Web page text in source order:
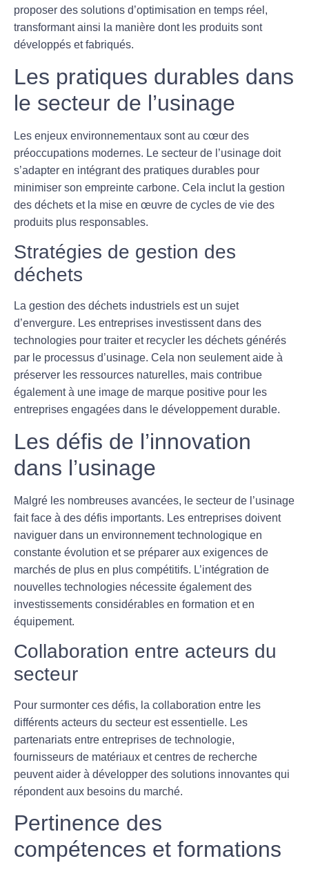
proposer des solutions d’optimisation en temps réel,
transformant ainsi la manière dont les produits sont
développés et fabriqués.
Les pratiques durables dans
le secteur de l’usinage
Les enjeux environnementaux sont au cœur des
préoccupations modernes. Le secteur de l’usinage doit
s’adapter en intégrant des pratiques durables pour
minimiser son empreinte carbone. Cela inclut la gestion
des déchets et la mise en œuvre de cycles de vie des
produits plus responsables.
Stratégies de gestion des
déchets
La gestion des déchets industriels est un sujet
d’envergure. Les entreprises investissent dans des
technologies pour traiter et recycler les déchets générés
par le processus d’usinage. Cela non seulement aide à
préserver les ressources naturelles, mais contribue
également à une image de marque positive pour les
entreprises engagées dans le développement durable.
Les défis de l’innovation
dans l’usinage
Malgré les nombreuses avancées, le secteur de l’usinage
fait face à des défis importants. Les entreprises doivent
naviguer dans un environnement technologique en
constante évolution et se préparer aux exigences de
marchés de plus en plus compétitifs. L’intégration de
nouvelles technologies nécessite également des
investissements considérables en formation et en
équipement.
Collaboration entre acteurs du
secteur
Pour surmonter ces défis, la collaboration entre les
différents acteurs du secteur est essentielle. Les
partenariats entre entreprises de technologie,
fournisseurs de matériaux et centres de recherche
peuvent aider à développer des solutions innovantes qui
répondent aux besoins du marché.
Pertinence des
compétences et formations